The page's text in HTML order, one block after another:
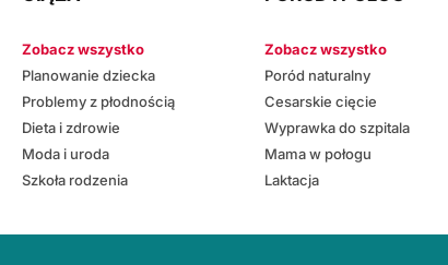
Zobacz wszystko
Planowanie dziecka
Problemy z płodnością
Dieta i zdrowie
Moda i uroda
Szkoła rodzenia
Zobacz wszystko
Poród naturalny
Cesarskie cięcie
Wyprawka do szpitala
Mama w połogu
Laktacja